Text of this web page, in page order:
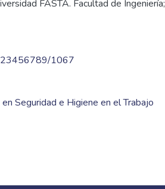
FASTA. Facultad de Ingeniería;
1067
Seguridad e Higiene en el Trabajo